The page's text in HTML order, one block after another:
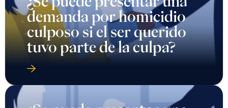
demanda por homicidio
culposo si el ser querido
tuvo parte de la culpa?